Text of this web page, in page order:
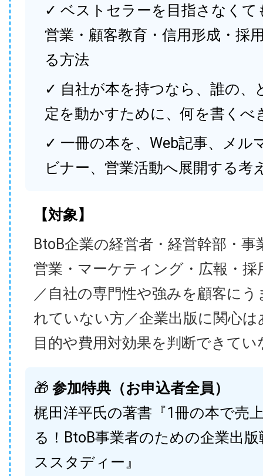
✓ ベストセラーを目指さなくて
営業・顧客教育・信用形成・採
る方法
✓ 自社が本を持つなら、誰の、
定を動かすために、何を書くべ
✓ 一冊の本を、Web記事、メル
ビナー、営業活動へ展開する考
【対象】
BtoB企業の経営者・経営幹部・事
営業・マーケティング・広報・採
／自社の専門性や強みを顧客に
れていない方／企業出版に関心
目的や費用対効果を判断できてい
🎁 参加特典（お申込者全員）
梶田洋平氏の著書『1冊の本で売
る！BtoB事業者のための企業出
ススタディー』